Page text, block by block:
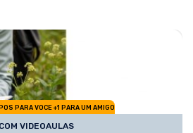
PARA VOCE +1 PARA UM AMIGO
COM VIDEOAULAS